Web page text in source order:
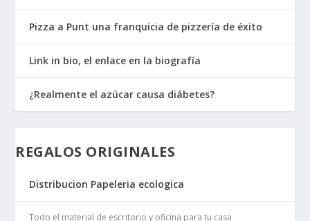
Pizza a Punt una franquicia de pizzería de éxito
Link in bio, el enlace en la biografía
¿Realmente el azúcar causa diábetes?
REGALOS ORIGINALES
Distribucion Papeleria ecologica
Todo el material de escritorio y oficina para tu casa